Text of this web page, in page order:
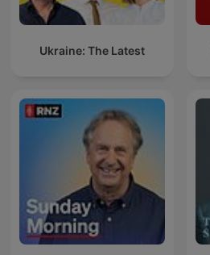
Ukraine: The Latest